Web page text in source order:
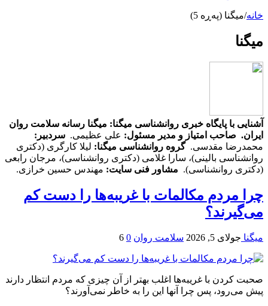
خانه/میگنا (پەڕە 5)
میگنا
آشنایی با پایگاه خبری روانشناسی میگنا: میگنا رسانه سلامت روان
ایران. صاحب امتیاز و مدیر مسئول: علی عظیمی. سردبیر:
محمدرضا مقدسی.گروه روانشناسی میگنا: لیلا کارگری (دکتری
روانشناسی بالینی)، سارا غلامی (دکتری روانشناسی)، مرجان رابعی
(دکتری روانشناسی). مشاور فنی سایت: مهندس حسین خرازی.
چرا مردم مکالمات با غریبه‌ها را دست کم
می‌گیرند؟
میگنا جولای 5, 2026 سلامت روان 0
6
صحبت کردن با غریبه‌ها اغلب بهتر از آن چیزی که مردم انتظار دارند
پیش می‌رود، پس چرا آنها این را به خاطر نمی‌آورند؟